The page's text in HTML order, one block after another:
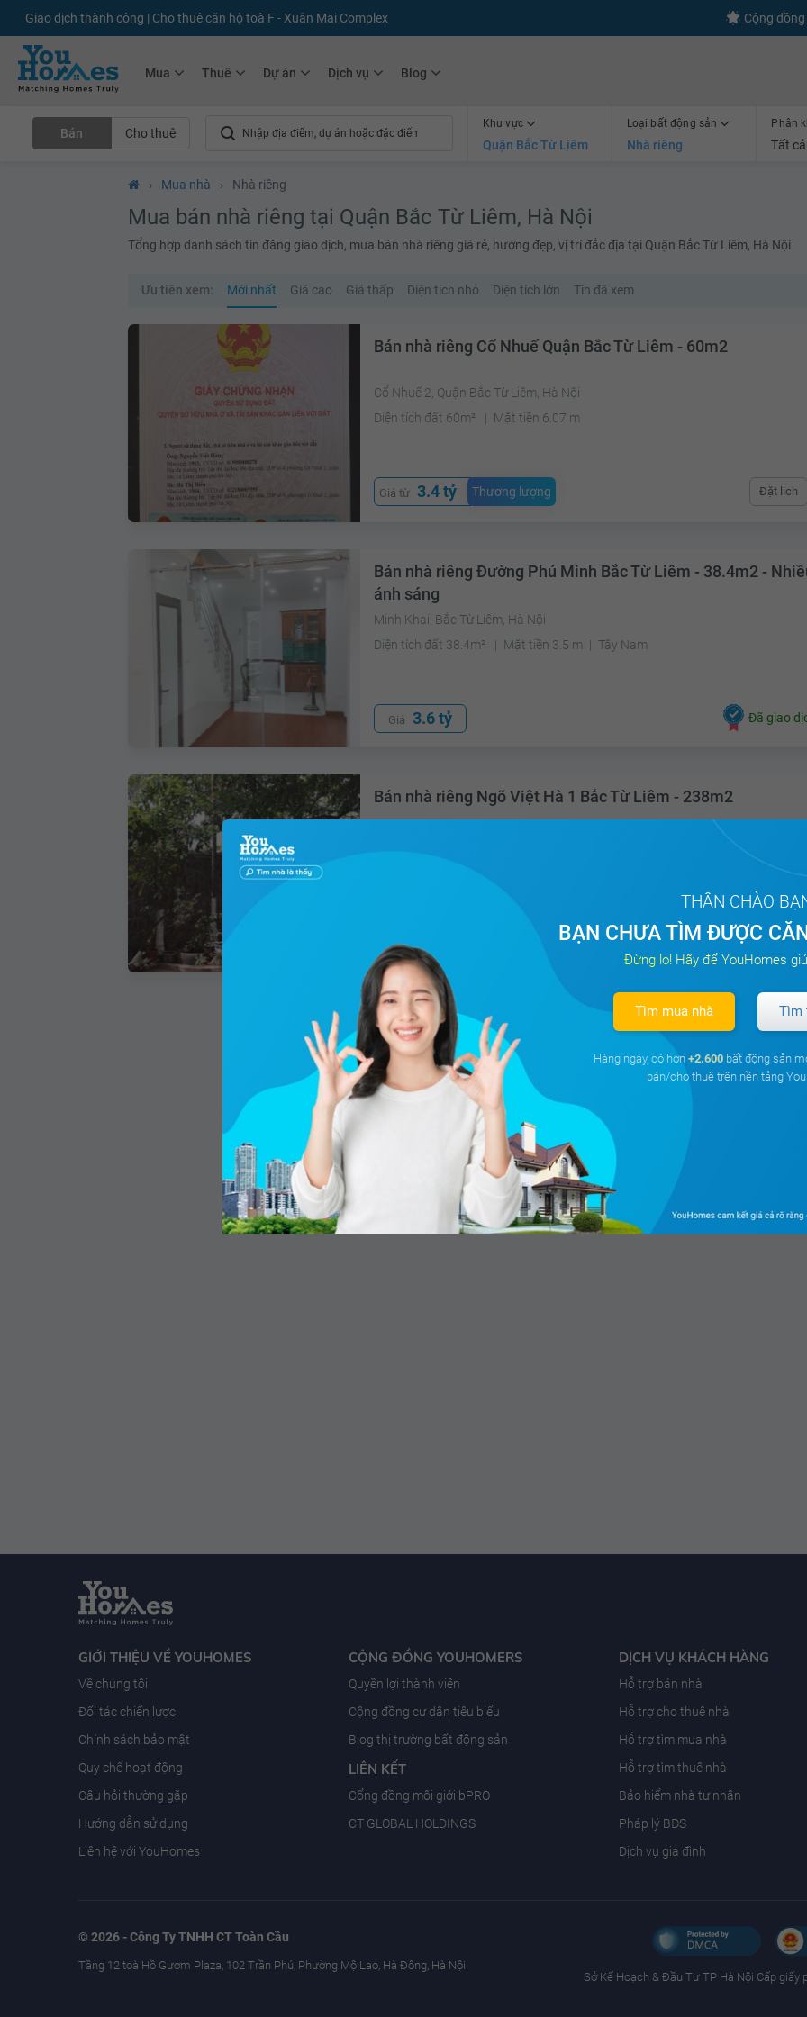
+75.000Tin đăng mới hàng tháng +10.000Thành viên Youhomers Cộng
Mua Thuê Dự án Dịch vụ Blog
Bán Cho thuê
Khu vực
Quận Bắc Từ Liêm
Loại bất động sản
Nhà riêng
Phân
Tất cả
› Mua nhà › Nhà riêng
Mua bán nhà riêng tại Quận Bắc Từ Liêm, Hà Nội
Tổng hợp danh sách tin đăng giao dịch, mua bán nhà riêng giá rẻ, hướng đẹp, vị trí đắc địa tại Quận Bắc Từ Liêm, Hà Nội
Ưu tiên xem: Mới nhất Giá cao Giá thấp Diện tích nhỏ Diện tích lớn Tin đã xem
Bán nhà riêng Cổ Nhuế Quận Bắc Từ Liêm - 60m2
Cổ Nhuế 2, Quận Bắc Từ Liêm, Hà Nội
Diện tích đất 60m²
Mặt tiền 6.07 m
Giá từ 3.4 tỷ Thương lượng Đặt lịch
Bán nhà riêng Đường Phú Minh Bắc Từ Liêm - 38.4m2 -
ánh sáng
Minh Khai, Bắc Từ Liêm, Hà Nội
Diện tích đất 38.4m²
Mặt tiền 3.5 m Tây Nam
Giá 3.6 tỷ Đã giao
Bán nhà riêng Ngõ Việt Hà 1 Bắc Từ Liêm - 238m2
Giá Đã giao
GIỚI THIỆU VỀ YOUHOMES
Về chúng tôi
Đối tác chiến lược
Chính sách bảo mật
Quy chế hoạt động
Câu hỏi thường gặp
Hướng dẫn sử dụng
Liên hệ với YouHomes
CỘNG ĐỒNG YOUHOMERS
Quyền lợi thành viên
Cộng đồng cư dân tiêu biểu
Blog thị trường bất động sản
LIÊN KẾT
Cổng đồng môi giới bPRO
CT GLOBAL HOLDINGS
DỊCH VỤ KHÁCH HÀNG
Hỗ trợ bán nhà
Hỗ trợ cho thuê nhà
Hỗ trợ tìm mua nhà
Hỗ trợ tìm thuê nhà
Bảo hiểm nhà tư nhân
Pháp lý BĐS
Dịch vụ gia đình
© 2026 - Công Ty TNHH CT Toàn Cầu
Tầng 12 toà Hồ Gươm Plaza, 102 Trần Phú, Phường Mộ Lao, Hà Đông, Hà Nội
Sở Kế Hoạch & Ðầu Tư TP Hà Nội Cấp
THÂN CHÀO
BẠN CHƯA TÌM ĐƯỢC
Đừng lo! Hãy để YouHomes
Tìm mua nhà Tìm
Hàng ngày, có hơn +2.600 bất động sản
bán/cho thuê trên nền tảng